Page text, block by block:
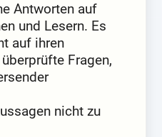
Antworten auf
und Lesern. Es
auf ihren
Fragen,
nicht zu